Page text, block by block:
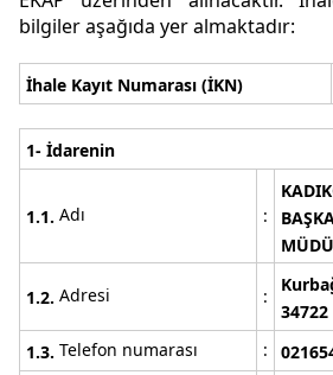
bilgiler aşağıda yer almaktadır:
İhale Kayıt Numarası (İKN)
1- İdarenin
1.1. Adı :
1.2. Adresi :
34722
1.3. Telefon numarası :